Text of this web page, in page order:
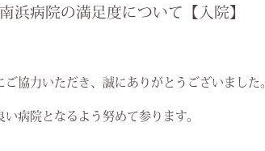
浜病院の満足度について【入院】
ご協力いただき、誠にありがとうございました。
病院となるよう努めて参ります。